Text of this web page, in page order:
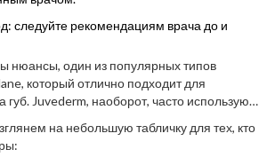
следуйте рекомендациям врача до и
нюансы, один из популярных типов
который отлично подходит для
Juvederm, наоборот, часто используют
на небольшую табличку для тех, кто